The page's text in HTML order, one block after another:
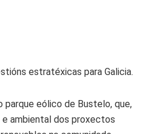
estratéxicas para Galicia.
parque eólico de Bustelo, que,
ambiental dos proxectos